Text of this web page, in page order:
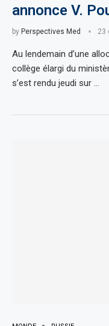
annonce V.
by Perspectives Med 23
Au lendemain d’une
collège élargi du
s’est rendu jeudi sur …